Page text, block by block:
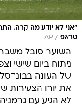
"אני לא יודע מה קרה.
טראפ /
AP
השוער סובל
ניתוח ביום שישי
של העונה
את יורו הצעירות
לא הגיע עם